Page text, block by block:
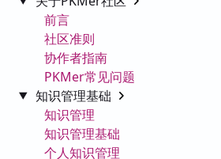
前言
社区准则
协作者指南
PKMer常见问题
知识管理基础
知识管理
知识管理基础
个人知识管理